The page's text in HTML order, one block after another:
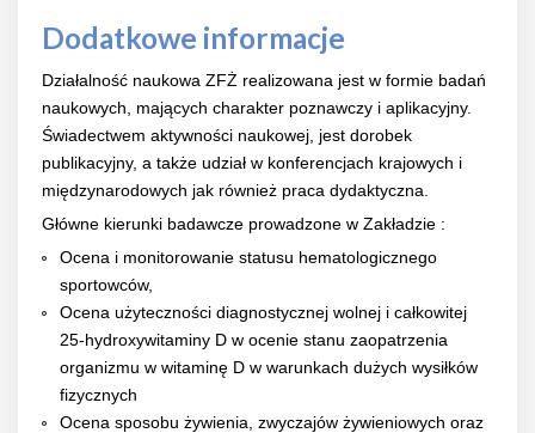
Dodatkowe informacje
Działalność naukowa ZFŻ realizowana jest w formie badań
naukowych, mających charakter poznawczy i aplikacyjny.
Świadectwem aktywności naukowej, jest dorobek
publikacyjny, a także udział w konferencjach krajowych i
międzynarodowych jak również praca dydaktyczna.
Główne kierunki badawcze prowadzone w Zakładzie :
Ocena i monitorowanie statusu hematologicznego
sportowców,
Ocena użyteczności diagnostycznej wolnej i całkowitej
25-hydroxywitaminy D w ocenie stanu zaopatrzenia
organizmu w witaminę D w warunkach dużych wysiłków
fizycznych
Ocena sposobu żywienia, zwyczajów żywieniowych oraz